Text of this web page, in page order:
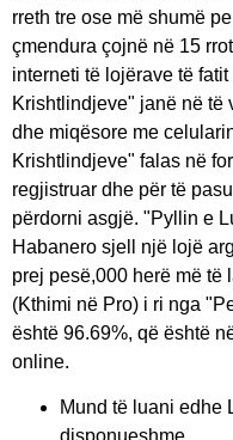
rreth tre ose më shumë
çmendura çojnë në 15
interneti të lojërave të
Krishtlindjeve" janë në të
dhe miqësore me
Krishtlindjeve" falas në
regjistruar dhe për të
përdorni asgjë. "Pyllin e
Habanero sjell një lojë
prej pesë,000 herë më të
(Kthimi në Pro) i ri nga
është 96.69%, që është
online.
Mund të luani edhe